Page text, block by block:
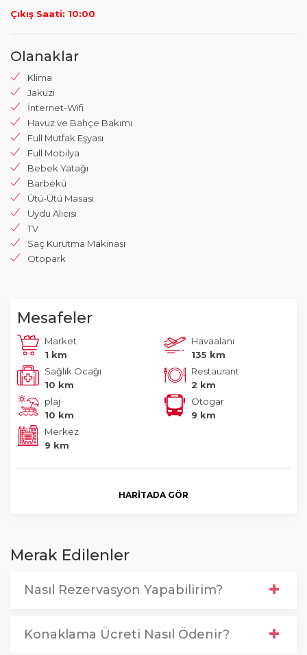
Çıkış Saati: 10:00
Olanaklar
Klima
Jakuzi
İnternet-Wifi
Havuz ve Bahçe Bakımı
Full Mutfak Eşyası
Full Mobilya
Bebek Yatağı
Barbekü
Ütü-Ütü Masası
Uydu Alıcısı
TV
Saç Kurutma Makinası
Otopark
Mesafeler
Market
1 km
Havaalanı
135 km
Sağlık Ocağı
10 km
Restaurant
2 km
plaj
10 km
Otogar
9 km
Merkez
9 km
HARITADA GÖR
Merak Edilenler
Nasıl Rezervasyon Yapabilirim?
Konaklama Ücreti Nasıl Ödenir?